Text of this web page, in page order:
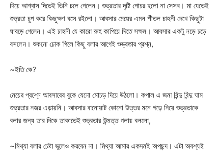
দিয়ে আশ্বাস দিতেই তিনি চলে গেলেন। শুভ্রতার দৃষ্টি গোচর হলো না সেসব। মা যেতেই
শুভ্রতা চুপ করে কিছুক্ষণ বসে রইলো। আবসার মেয়ের এমন শীতল চাহনী দেখে কিছুটা
ঘাবড়ে গেলেন। এই চাহনী যে কারো রুহ কাপিয়ে দিতে সক্ষম। আবসার একটু নড়ে চড়ে
বসলেন। শুকনো ঢোক গিলে কিছু বলার আগেই শুভ্রতার প্রশ্ন,
~ইতি কে?
মেয়ের প্রশ্নে আবসারের বুকে যেনো মোচড় দিয়ে উঠলো। কপাল এ জমা বিন্দু বিন্দু ঘাম
শুভ্রতার নজর এড়ায়নি। আবসার বানোয়াট কোনো উত্তর মনে গড়ে নিয়ে শুভ্রতাকে
বলার জন্য তার দিকে তাকাতেই শুভ্রতার উন্মত্ত গলায় বললো,
~মিথ্যা বলার চেষ্টা ভুলেও করবেন না। মিথ্যা আমার একদমই অপছন্দ। এটা অবশ্যই